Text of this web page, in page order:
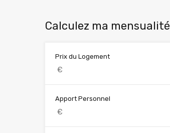
Calculez ma mensualité
Prix du Logement
Apport Personnel